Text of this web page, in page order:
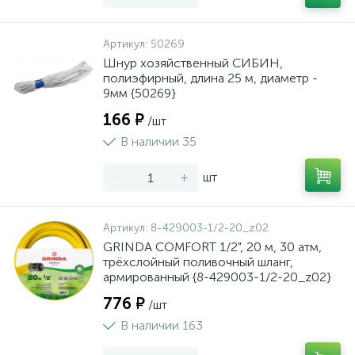
Артикул: 50269
Шнур хозяйственный СИБИН,
полиэфирный, длина 25 м, диаметр -
9мм {50269}
166 ₽ /шт
В наличии 35
- + шт
Артикул: 8-429003-1/2-20_z02
GRINDA COMFORT 1/2", 20 м, 30 атм,
трёхслойный поливочный шланг,
армированный {8-429003-1/2-20_z02}
776 ₽ /шт
В наличии 163